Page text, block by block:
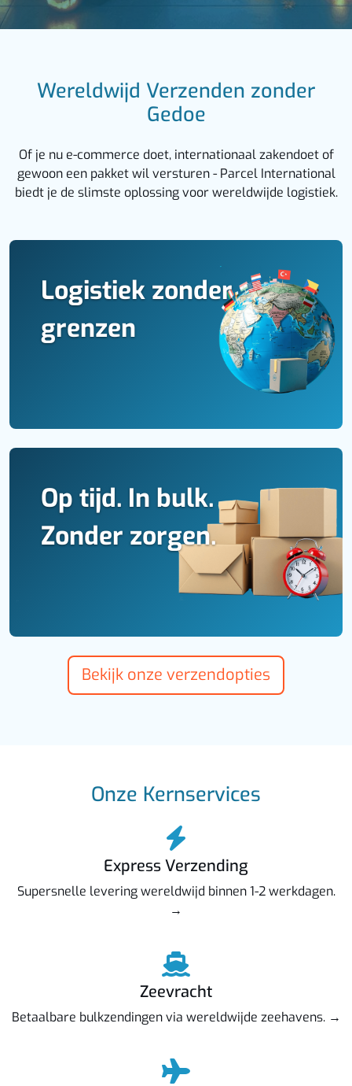
Wereldwijd Verzenden zonder
Gedoe
Of je nu e-commerce doet, internationaal zakendoet of
gewoon een pakket wil versturen - Parcel International
biedt je de slimste oplossing voor wereldwijde logistiek.
Logistiek zonder
grenzen
Op tijd. In bulk.
Zonder zorgen.
Bekijk onze verzendopties
Onze Kernservices
Express Verzending
Supersnelle levering wereldwijd binnen 1-2 werkdagen.
→
Zeevracht
Betaalbare bulkzendingen via wereldwijde zeehavens. →